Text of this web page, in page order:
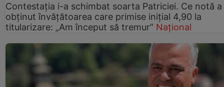
Contestația i-a schimbat soarta Patriciei. Ce notă a
obținut învățătoarea care primise inițial 4,90 la
titularizare: „Am început să tremur” Național